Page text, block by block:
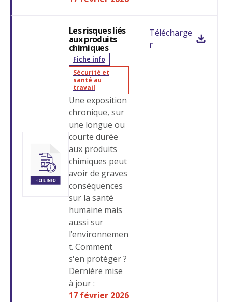
Les risques liés
aux produits
chimiques
Fiche info
Sécurité et
santé au
travail
Une exposition
chronique, sur
une longue ou
courte durée
aux produits
chimiques peut
avoir de graves
conséquences
sur la santé
humaine mais
aussi sur
l’environnemen
t. Comment
s'en protéger ?
Dernière mise
à jour :
17 février 2026
Télécharge
r